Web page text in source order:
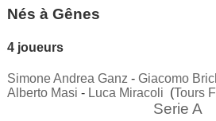
Nés à Gênes
4 joueurs
Simone Andrea Ganz - Giacomo
Alberto Masi - Luca Miracoli (Tours
Serie A